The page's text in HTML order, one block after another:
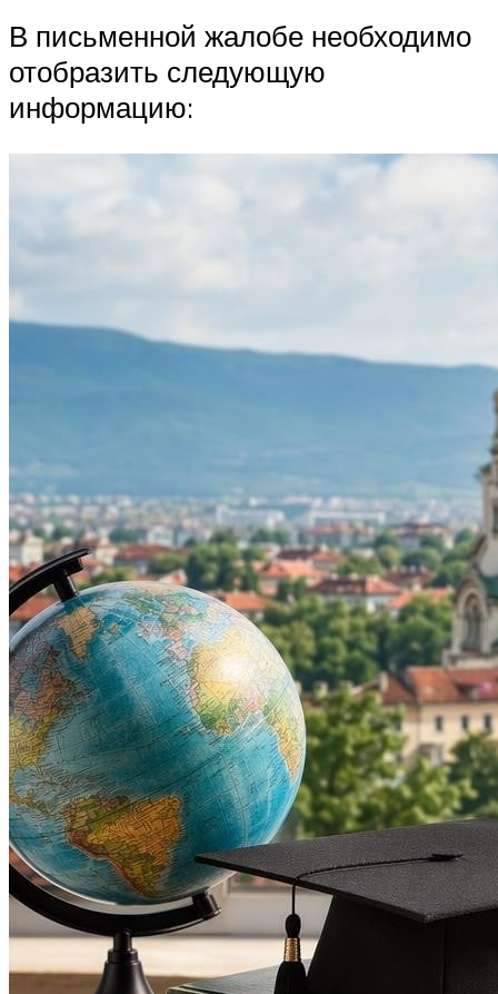
В письменной жалобе необходимо
отобразить следующую
информацию: